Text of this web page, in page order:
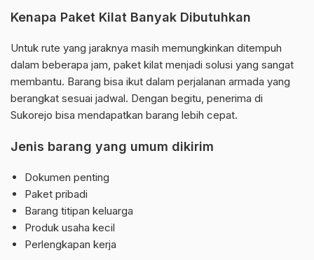
Kenapa Paket Kilat Banyak Dibutuhkan
Untuk rute yang jaraknya masih memungkinkan ditempuh
dalam beberapa jam, paket kilat menjadi solusi yang sangat
membantu. Barang bisa ikut dalam perjalanan armada yang
berangkat sesuai jadwal. Dengan begitu, penerima di
Sukorejo bisa mendapatkan barang lebih cepat.
Jenis barang yang umum dikirim
Dokumen penting
Paket pribadi
Barang titipan keluarga
Produk usaha kecil
Perlengkapan kerja